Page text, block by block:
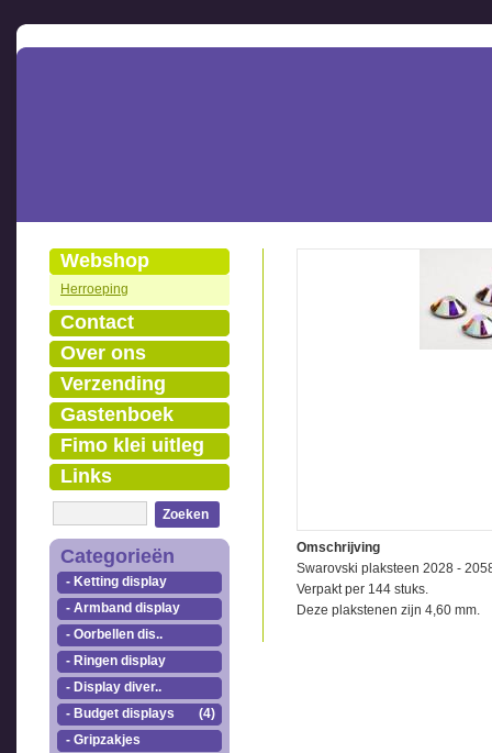
Webshop
Herroeping
Contact
Over ons
Verzending
Gastenboek
Fimo klei uitleg
Links
Zoeken
Categorieën
- Ketting display
- Armband display
- Oorbellen dis..
- Ringen display
- Display diver..
- Budget displays
(4)
- Gripzakjes
Omschrijving
Swarovski plaksteen 2028 -
Verpakt per 144 stuks.
Deze plakstenen zijn 4,60 mm.